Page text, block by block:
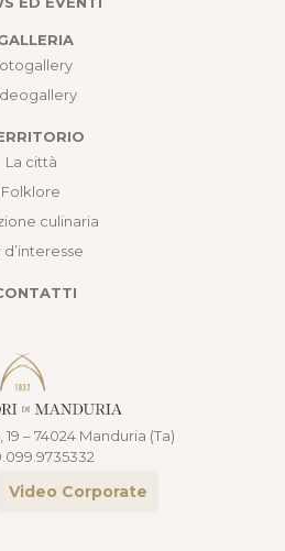
La città
Folklore
culinaria
d’interesse
– 74024 Manduria (Ta)
Video Corporate